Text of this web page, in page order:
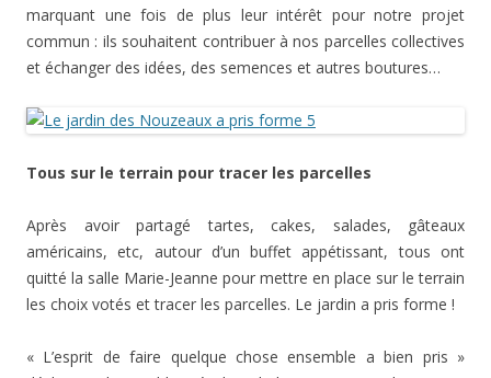
marquant une fois de plus leur intérêt pour notre projet
commun : ils souhaitent contribuer à nos parcelles collectives
et échanger des idées, des semences et autres boutures…
Tous sur le terrain pour tracer les parcelles
Après avoir partagé tartes, cakes, salades, gâteaux
américains, etc, autour d’un buffet appétissant, tous ont
quitté la salle Marie-Jeanne pour mettre en place sur le terrain
les choix votés et tracer les parcelles. Le jardin a pris forme !
« L’esprit de faire quelque chose ensemble a bien pris »